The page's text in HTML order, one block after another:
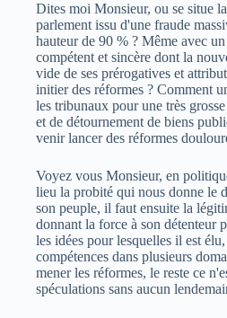
Dites moi Monsieur, ou se situe
parlement issu d'une fraude
hauteur de 90 % ? Même avec
compétent et sincère dont la
vide de ses prérogatives et
initier des réformes ? Comment
les tribunaux pour une très
et de détournement de biens
venir lancer des réformes
Voyez vous Monsieur, en
lieu la probité qui nous donne le
son peuple, il faut ensuite la
donnant la force à son détenteur
les idées pour lesquelles il est
compétences dans plusieurs
mener les réformes, le reste ce
spéculations sans aucun